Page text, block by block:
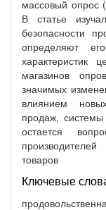
массовый опрос
В статье
безопасности
определяют
характеристик
магазинов
значимых
влиянием
продаж,
остается
товаров
Ключевые